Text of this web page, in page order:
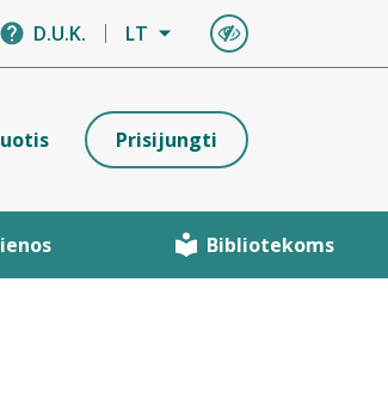
D.U.K. LT
Prisijungti
Bibliotekoms